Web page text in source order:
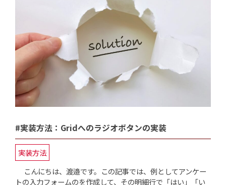
#実装方法：Gridへのラジオボタンの実装
実装方法
こんにちは、渡邉です。この記事では、例としてアンケー
トの入力フォームのを作成して、その明細行で「はい」「い